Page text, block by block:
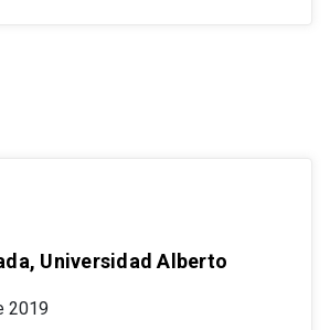
Universidad Alberto
2019